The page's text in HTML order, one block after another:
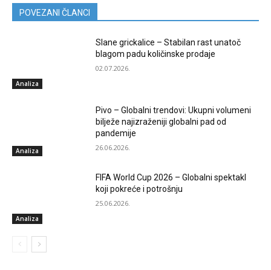
POVEZANI ČLANCI
Analiza
Slane grickalice – Stabilan rast unatoč
blagom padu količinske prodaje
02.07.2026.
Analiza
Pivo – Globalni trendovi: Ukupni volumeni
bilježe najizraženiji globalni pad od
pandemije
26.06.2026.
Analiza
FIFA World Cup 2026 – Globalni spektakl
koji pokreće i potrošnju
25.06.2026.